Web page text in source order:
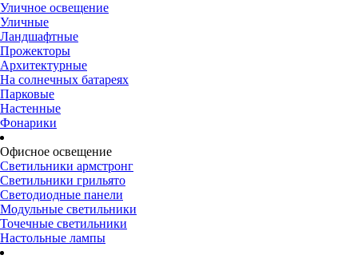
Уличное освещение
Уличные
Ландшафтные
Прожекторы
Архитектурные
На солнечных батареях
Парковые
Настенные
Фонарики
Офисное освещение
Светильники армстронг
Светильники грильято
Светодиодные панели
Модульные светильники
Точечные светильники
Настольные лампы